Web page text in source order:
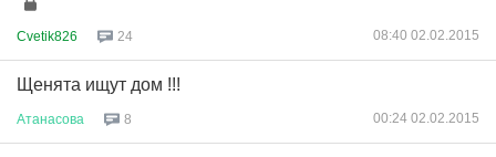
Cvetik826 24 08:40 02.02.2015
Щенята ищут дом !!!
Атанасова 8 00:24 02.02.2015